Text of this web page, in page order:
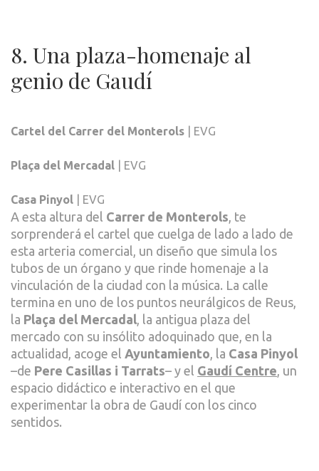
8. Una plaza-homenaje al
genio de Gaudí
Cartel del Carrer del Monterols | EVG
Plaça del Mercadal | EVG
Casa Pinyol | EVG
A esta altura del Carrer de Monterols , te
sorprenderá el cartel que cuelga de lado a lado de
esta arteria comercial, un diseño que simula los
tubos de un órgano y que rinde homenaje a la
vinculación de la ciudad con la música. La calle
termina en uno de los puntos neurálgicos de Reus,
la Plaça del Mercadal , la antigua plaza del
mercado con su insólito adoquinado que, en la
actualidad, acoge el Ayuntamiento , la Casa Pinyol
–de Pere Casillas i Tarrats– y el Gaudí Centre , un
espacio didáctico e interactivo en el que
experimentar la obra de Gaudí con los cinco
sentidos.